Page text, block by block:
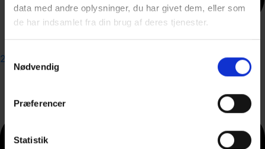
data med andre oplysninger, du har givet dem, eller som
de har indsamlet fra din brug af deres tjenester.
Samtykkevalg
Nødvendig
Præferencer
Statistik
21 79 00 90